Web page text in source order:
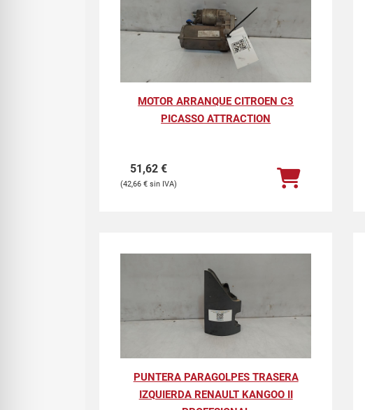
MOTOR ARRANQUE CITROEN C3
PICASSO ATTRACTION
51,62 €
42,66 €
PUNTERA PARAGOLPES TRASERA
IZQUIERDA RENAULT KANGOO II